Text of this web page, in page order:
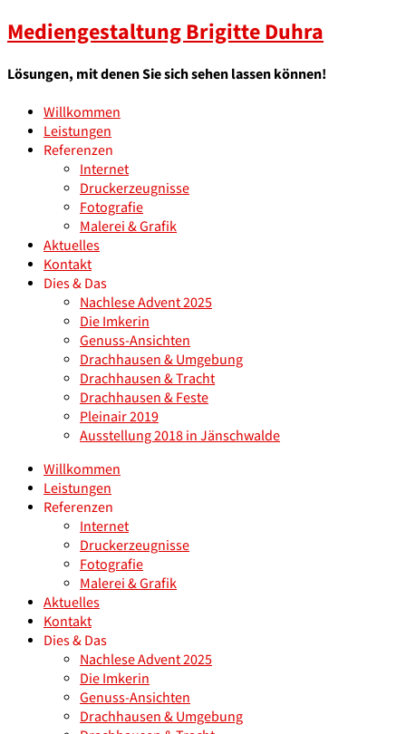
Mediengestaltung Brigitte Duhra
Lösungen, mit denen Sie sich sehen lassen können!
Willkommen
Leistungen
Referenzen
Internet
Druckerzeugnisse
Fotografie
Malerei & Grafik
Aktuelles
Kontakt
Dies & Das
Nachlese Advent 2025
Die Imkerin
Genuss-Ansichten
Drachhausen & Umgebung
Drachhausen & Tracht
Drachhausen & Feste
Pleinair 2019
Ausstellung 2018 in Jänschwalde
Willkommen
Leistungen
Referenzen
Internet
Druckerzeugnisse
Fotografie
Malerei & Grafik
Aktuelles
Kontakt
Dies & Das
Nachlese Advent 2025
Die Imkerin
Genuss-Ansichten
Drachhausen & Umgebung